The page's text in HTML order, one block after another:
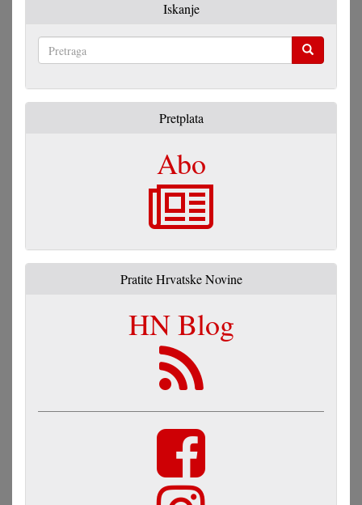
Iskanje
Pretplata
Abo
Pratite Hrvatske Novine
HN Blog